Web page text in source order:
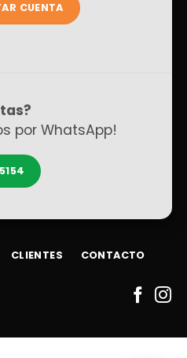
CUENTA
por WhatsApp!
CLIENTES CONTACTO